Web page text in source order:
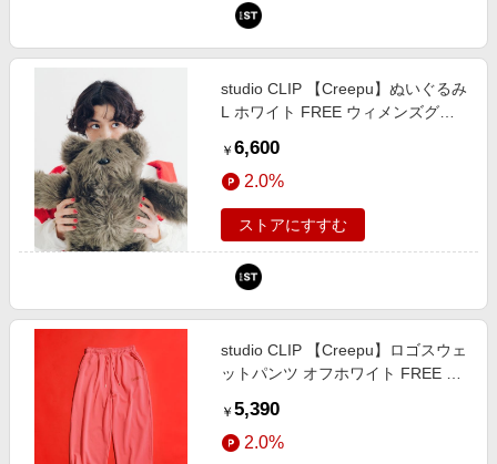
studio CLIP 【Creepu】ぬいぐるみ
L ホワイト FREE ウィメンズグッ
ST アンドエスティ（旧ドットエス
ティ）
￥ 6,600
2.0%
ストアにすすむ
studio CLIP 【Creepu】ロゴスウェ
ットパンツ オフホワイト FREE ウ
プ 666694 and ST アンドエスティ
（旧ドットエスティ）
￥ 5,390
2.0%